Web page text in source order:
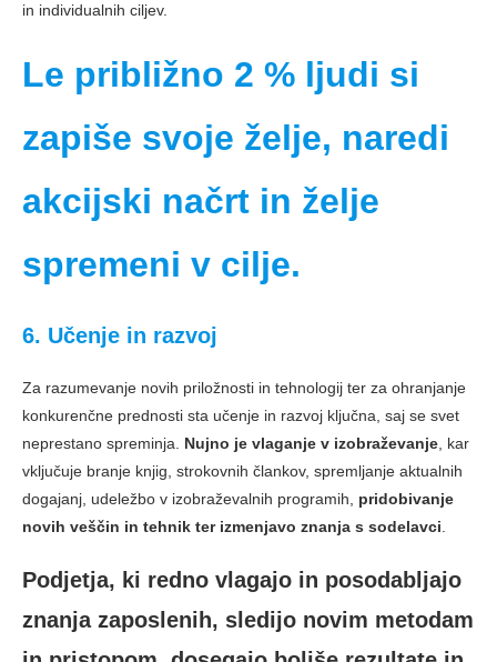
in individualnih ciljev.
Le približno 2 % ljudi si
zapiše svoje želje, naredi
akcijski načrt in želje
spremeni v cilje.
6. Učenje in razvoj
Za razumevanje novih priložnosti in tehnologij ter za ohranjanje
konkurenčne prednosti sta učenje in razvoj ključna, saj se svet
neprestano spreminja. Nujno je vlaganje v izobraževanje , kar
vključuje branje knjig, strokovnih člankov, spremljanje aktualnih
dogajanj, udeležbo v izobraževalnih programih, pridobivanje
novih veščin in tehnik ter izmenjavo znanja s sodelavci
Podjetja, ki redno vlagajo in posodabljajo
znanja zaposlenih, sledijo novim metodam